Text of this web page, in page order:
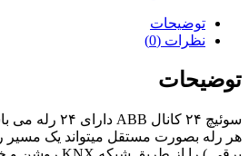
توضیحات
نظرات (0)
توضیحات
سوئیچ ۲۴ کانال ABB دارای ۲۴ رله می باشد ،
هر رله بصورت مستقل میتواند یک مسیر